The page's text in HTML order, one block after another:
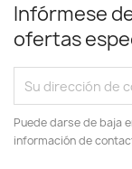
Infórmese
ofertas
Puede darse de baja
información de